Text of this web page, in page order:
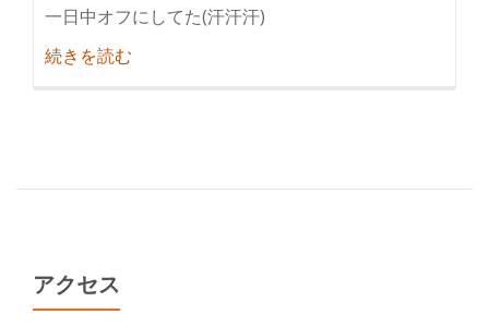
一日中オフにしてた(汗汗汗)
続きを読む
寝
アクセス